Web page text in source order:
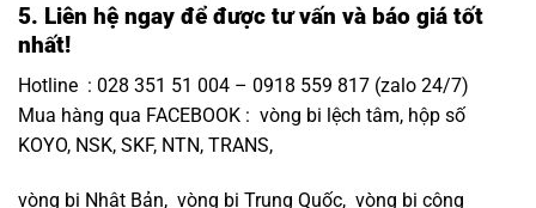
5. Liên hệ ngay để được tư vấn và báo giá tốt
nhất!
Hotline : 028 351 51 004 – 0918 559 817 (zalo 24/7)
Mua hàng qua FACEBOOK : vòng bi lệch tâm, hộp số
KOYO, NSK, SKF, NTN, TRANS,
vòng bi Nhật Bản, vòng bi Trung Quốc, vòng bi công